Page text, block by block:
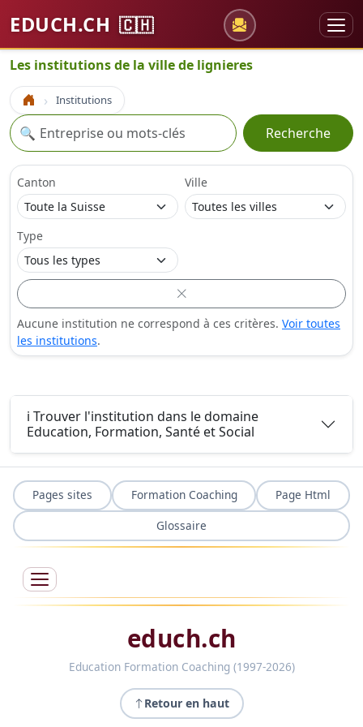
EDUCH.CH 🇨🇭
Les institutions de la ville de lignieres
Accueil Institutions
Recherche
🔍 Recherche
Canton Ville
Type
Aucune institution ne correspond à ces critères. Voir toutes
les institutions.
ℹ️ Trouver l'institution dans le domaine
Education, Formation, Santé et Social
Pages sites Formation Coaching
Page Html
Glossaire
educh.ch
Education Formation Coaching (1997-2026)
Retour en haut